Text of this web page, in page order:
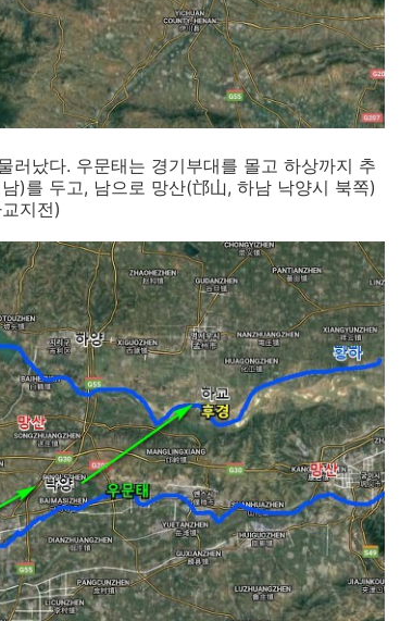
러났다. 우문태는 경기부대를 몰고 하상까지 추
)를 두고, 남으로 망산(邙山, 하남 낙양시 북쪽)
지전)